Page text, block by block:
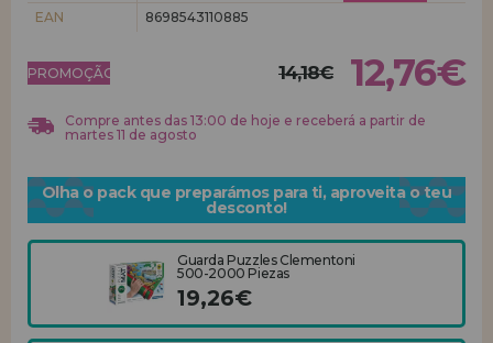
EAN
8698543110885
PROMOÇÃO! 14,18€ 12,76€
Compre antes das 13:00 de hoje e receberá a partir de
martes 11 de agosto
Olha o pack que preparámos para ti, aproveita o teu
desconto!
Guarda Puzzles Clementoni
500-2000 Piezas
19,26€